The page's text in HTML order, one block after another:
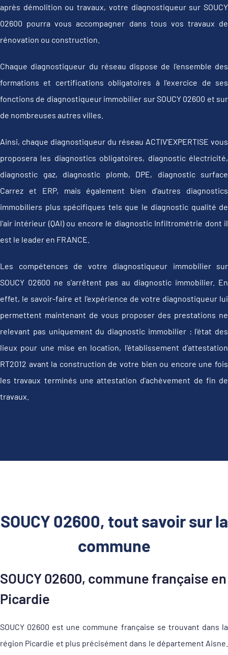
après démolition ou travaux, votre diagnostiqueur sur SOUCY
02600 pourra vous accompagner dans tous vos travaux de
rénovation ou construction.
Chaque diagnostiqueur du réseau dispose de l'ensemble des
formations et certifications obligatoires à l'exercice de ses
fonctions de diagnostiqueur immobilier sur SOUCY 02600 et sur
de nombreuses autres villes.
Ainsi, chaque diagnostiqueur du réseau ACTIV'EXPERTISE vous
proposera les diagnostics obligatoires, diagnostic électricité,
diagnostic gaz, diagnostic plomb, DPE, diagnostic surface
Carrez et ERP, mais également bien d'autres diagnostics
immobiliers plus spécifiques tels que le diagnostic qualité de
l'air intérieur (QAI) ou encore le diagnostic Infiltrométrie dont il
est le leader en FRANCE.
Les compétences de votre diagnostiqueur immobilier sur
SOUCY 02600 ne s'arrêtent pas au diagnostic immobilier. En
effet, le savoir-faire et l'expérience de votre diagnostiqueur lui
permettent maintenant de vous proposer des prestations ne
relevant pas uniquement du diagnostic immobilier : l'état des
lieux pour une mise en location, l'établissement d’attestation
RT2012 avant la construction de votre bien ou encore une fois
les travaux terminés une attestation d'achèvement de fin de
travaux.
SOUCY 02600, tout savoir sur la
commune
SOUCY 02600, commune française en
Picardie
SOUCY 02600 est une commune française se trouvant dans la
région Picardie et plus précisément dans le département Aisne.